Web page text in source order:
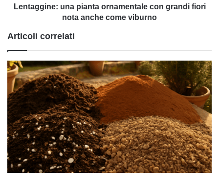
come
Lentaggine: una pianta ornamentale con grandi fiori
nota anche come viburno
Articoli correlati